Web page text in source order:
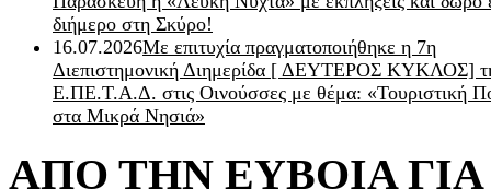
διήμερο στη Σκύρο!
16.07.2026Με επιτυχία πραγματοποιήθηκε η 7η
Διεπιστημονική Διημερίδα [ ΔEYΤΕΡΟΣ ΚΥΚΛΟΣ]
Ε.ΠΕ.Τ.Α.Δ. στις Οινούσσες με θέμα: «Τουριστική
στα Μικρά Νησιά»
ΑΠΟ ΤΗΝ ΕΥΒΟΙΑ